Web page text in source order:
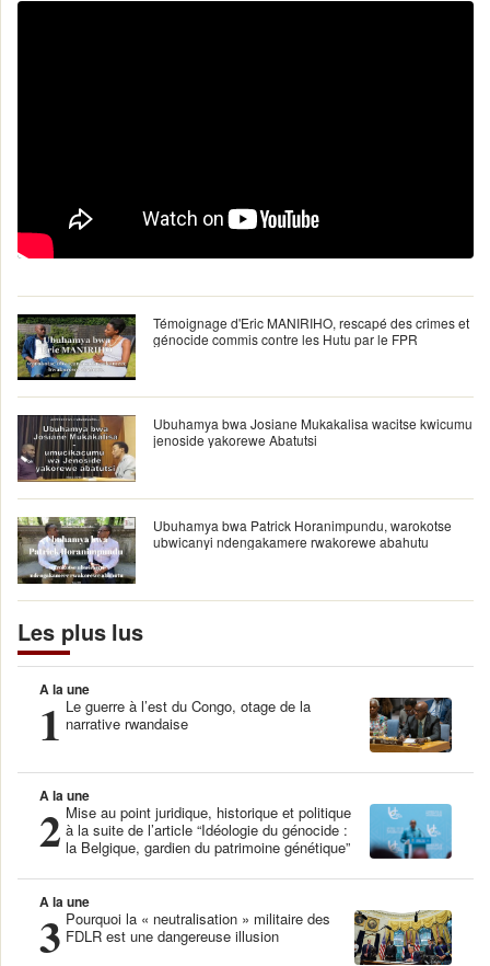
Témoignage d'Eric MANIRIHO, rescapé des crimes et
génocide commis contre les Hutu par le FPR
Ubuhamya bwa Josiane Mukakalisa wacitse kwicumu
jenoside yakorewe Abatutsi
Ubuhamya bwa Patrick Horanimpundu, warokotse
ubwicanyi ndengakamere rwakorewe abahutu
Les plus lus
A la une
1 Le guerre à l’est du Congo, otage de la
narrative rwandaise
A la une
2 Mise au point juridique, historique et politique
à la suite de l’article “Idéologie du génocide :
la Belgique, gardien du patrimoine génétique”
A la une
3 Pourquoi la « neutralisation » militaire des
FDLR est une dangereuse illusion